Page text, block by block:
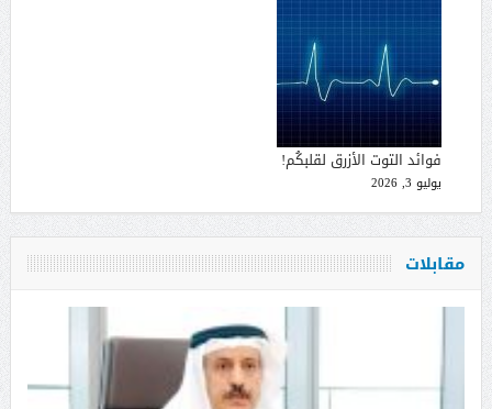
فوائد التوت الأزرق لقلبكُم!
يوليو 3, 2026
مقابلات